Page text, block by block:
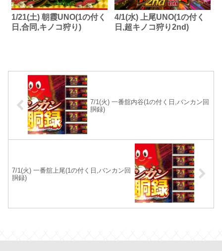
1/21(土) 朝霞UNO(1の付く
日,合同,キノコ狩り)
4/1(水) 上尾UNO(1の付く
日,超キノコ狩り2nd)
7/1(火) 一番舘内谷(1の付く日,バンカン回
胴録)
7/1(火) 一番舘上尾(1の付く日,バンカン回
胴録)